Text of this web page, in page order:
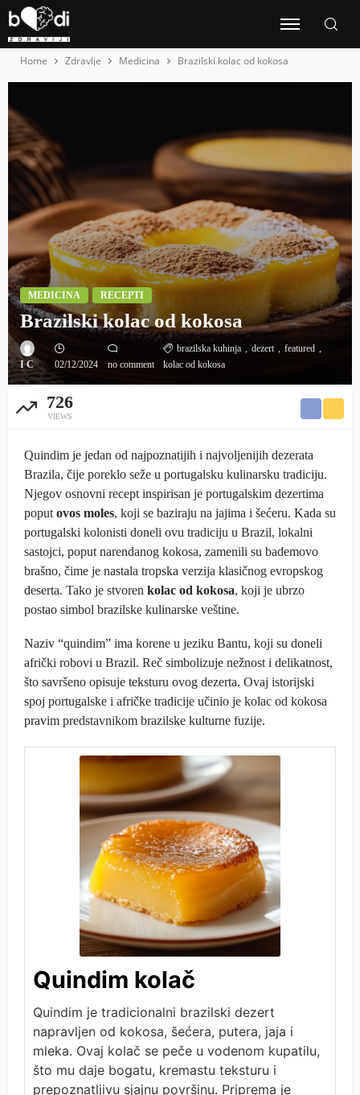
Home Zdravlje Medicina Brazilski kolac od kokosa
MEDICINA RECEPTI
Brazilski kolac od kokosa
I C 02/12/2024 no comment
brazilska kuhinja dezert
featured
kolac od kokosa
726
VIEWS
Quindim je jedan od najpoznatijih i najvoljenijih dezerata
Brazila, čije poreklo seže u portugalsku kulinarsku tradiciju.
Njegov osnovni recept inspirisan je portugalskim dezertima
poput ovos moles, koji se baziraju na jajima i šećeru. Kada su
portugalski kolonisti doneli ovu tradiciju u Brazil, lokalni
sastojci, poput narendanog kokosa, zamenili su bademovo
brašno, čime je nastala tropska verzija klasičnog evropskog
deserta. Tako je stvoren kolac od kokosa, koji je ubrzo
postao simbol brazilske kulinarske veštine.
Naziv “quindim” ima korene u jeziku Bantu, koji su doneli
afrički robovi u Brazil. Reč simbolizuje nežnost i delikatnost,
što savršeno opisuje teksturu ovog dezerta. Ovaj istorijski
spoj portugalske i afričke tradicije učinio je kolac od kokosa
pravim predstavnikom brazilske kulturne fuzije.
Quindim kolač
Quindim je tradicionalni brazilski dezert
napravljen od kokosa, šećera, putera, jaja i
mleka. Ovaj kolač se peče u vodenom kupatilu,
što mu daje bogatu, kremastu teksturu i
prepoznatljivu sjajnu površinu. Priprema je